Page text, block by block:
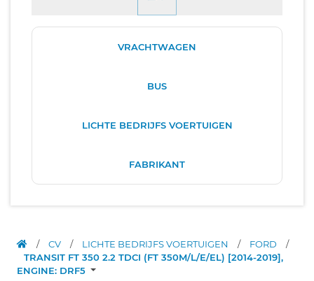
VRACHTWAGEN
BUS
LICHTE BEDRIJFS VOERTUIGEN
FABRIKANT
/ CV / LICHTE BEDRIJFS VOERTUIGEN / FORD
/
TRANSIT FT 350 2.2 TDCI (FT 350M/L/E/EL) [2014-2019],
ENGINE: DRF5